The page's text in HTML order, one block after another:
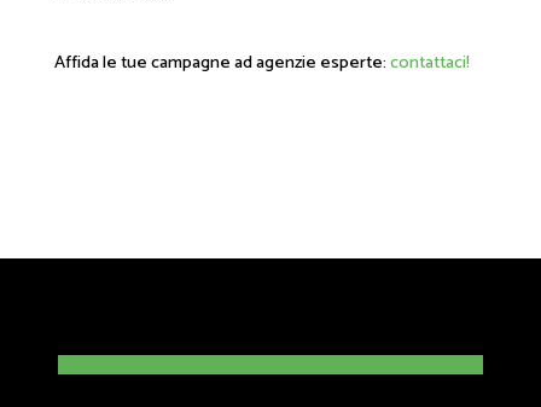
Affida le tue campagne ad agenzie esperte:contattaci!